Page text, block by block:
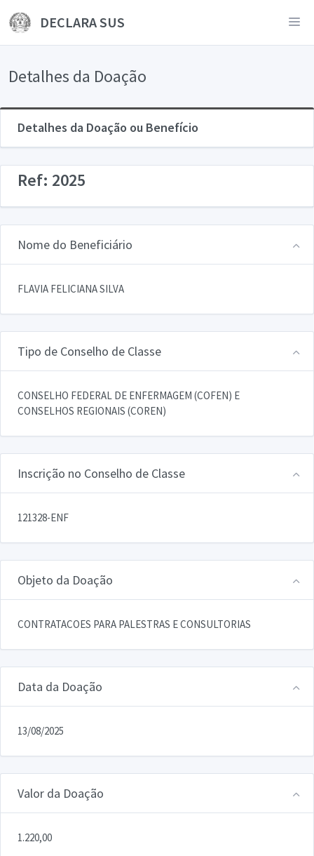
DECLARA SUS
Detalhes da Doação
Detalhes da Doação ou Benefício
Ref: 2025
Nome do Beneficiário
FLAVIA FELICIANA SILVA
Tipo de Conselho de Classe
CONSELHO FEDERAL DE ENFERMAGEM (COFEN) E
CONSELHOS REGIONAIS (COREN)
Inscrição no Conselho de Classe
121328-ENF
Objeto da Doação
CONTRATACOES PARA PALESTRAS E CONSULTORIAS
Data da Doação
13/08/2025
Valor da Doação
1.220,00